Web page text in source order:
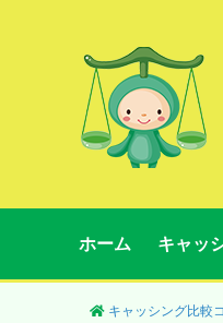
ホーム キャッ
キャッシング比較